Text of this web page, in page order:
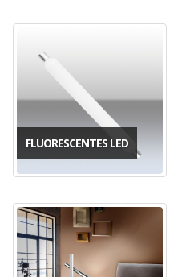
FLUORESCENTES LED